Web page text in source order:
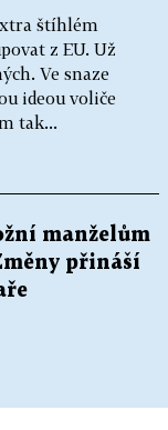
štíhlém
z EU. Už
Ve snaze
ideou voliče
tak...
manželům
přináší